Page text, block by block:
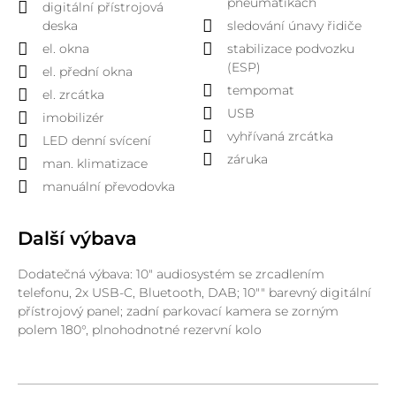
digitální přístrojová
deska
el. okna
el. přední okna
el. zrcátka
imobilizér
LED denní svícení
man. klimatizace
manuální převodovka
sledování únavy řidiče
stabilizace podvozku
(ESP)
tempomat
USB
vyhřívaná zrcátka
záruka
Další výbava
Dodatečná výbava: 10" audiosystém se zrcadlením
telefonu, 2x USB-C, Bluetooth, DAB; 10"" barevný digitální
přístrojový panel; zadní parkovací kamera se zorným
polem 180°, plnohodnotné rezervní kolo